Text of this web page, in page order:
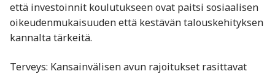
että investoinnit koulutukseen ovat paitsi sosiaalisen
oikeudenmukaisuuden että kestävän talouskehityksen
kannalta tärkeitä.
Terveys: Kansainvälisen avun rajoitukset rasittavat